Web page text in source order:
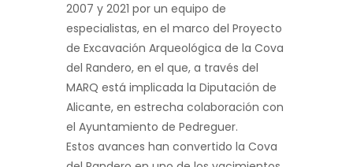
2007 y 2021 por un equipo de
especialistas, en el marco del Proyecto
de Excavación Arqueológica de la Cova
del Randero, en el que, a través del
MARQ está implicada la Diputación de
Alicante, en estrecha colaboración con
el Ayuntamiento de Pedreguer.
Estos avances han convertido la Cova